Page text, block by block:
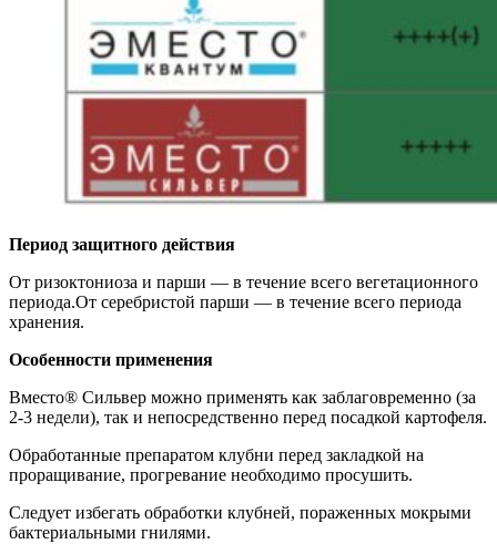
Период защитного действия
От ризоктониоза и парши — в течение всего вегетационного
периода.От серебристой парши — в течение всего периода
хранения.
Особенности применения
Вместо® Сильвер можно применять как заблаговременно (за
2-3 недели), так и не­посредственно перед посадкой картофеля.
Обработанные препаратом клубни пе­ред закладкой на
проращивание, прогрева­ние необходимо просушить.
Следует избегать обработки клубней, пораженных мокрыми
бактериальными гнилями.